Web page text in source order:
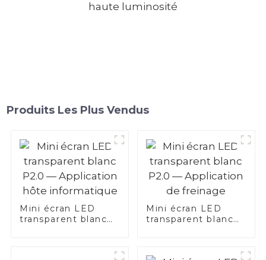
Produits Les Plus Vendus
Mini écran LED
transparent blanc
Mini écran LED
transparent blanc